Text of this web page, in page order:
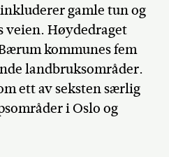
gamle tun og
veien. Høydedraget
kommunes fem
landbruksområder.
ett av seksten særlig
i Oslo og